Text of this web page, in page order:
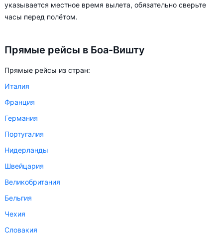
В зависимости от количества дней, оставшихся до вылета,
заранее, чтобы вы могли выбирать условия перелёта,
ориентируясь на свои пожелания и финансовые
указывается местное время вылета, обязательно сверьте
часы перед полётом.
Прямые рейсы в Боа-Вишту
Прямые рейсы из стран:
Италия
Франция
Германия
Португалия
Нидерланды
Швейцария
Великобритания
Бельгия
Чехия
Словакия